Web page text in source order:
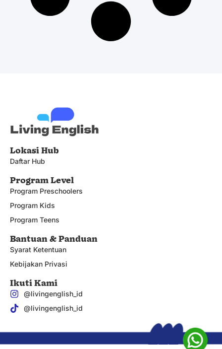
Lokasi Hub
Daftar Hub
Program Level
Program Preschoolers
Program Kids
Program Teens
Bantuan & Panduan
Syarat Ketentuan
Kebijakan Privasi
Ikuti Kami
@livingenglish_id
@livingenglish_id